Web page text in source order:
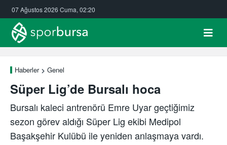
07 Ağustos 2026 Cuma, 02:20
Haberler Genel
Süper Lig’de Bursalı hoca
Bursalı kaleci antrenörü Emre Uyar geçtiğimiz
sezon görev aldığı Süper Lig ekibi Medipol
Başakşehir Kulübü ile yeniden anlaşmaya vardı.